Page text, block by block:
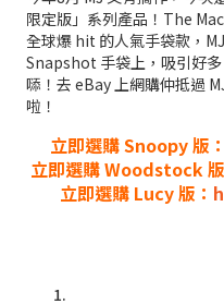
限定版」系列產品！The
全球爆 hit 的人氣手袋款，
Snapshot 手袋上，吸引好
𠻹！去 eBay 上網購仲抵過
啦！
立即選購 Snoopy 版：
立即選購 Woodstock 版
立即選購 Lucy 版：